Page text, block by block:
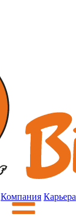
Компания Карьера